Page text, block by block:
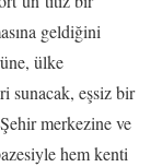
geldiğini
ülke
sunacak, eşsiz bir
merkezine ve
hem kenti